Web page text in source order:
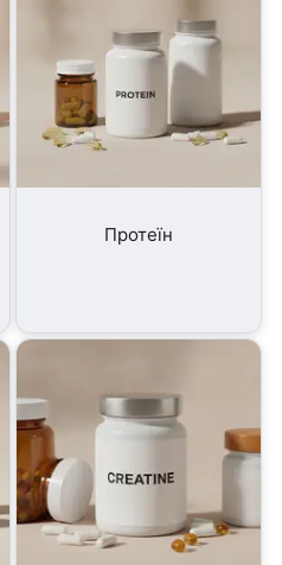
Протеїн